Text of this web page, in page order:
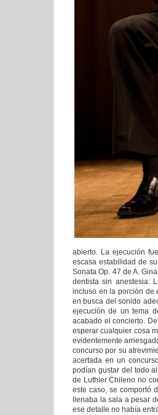
abierto. La ejecución
escasa estabilidad de
Sonata Op. 47 de A.
dentista sin anestesia:
incluso en la porción de
en busca del sonido
ejecución de un tema
acabado el concierto.
esperar cualquier cosa
evidentemente
concurso por su
acertada en un
podían gustar del todo
de Luthier Chileno no
este caso, se comportó
llenaba la sala a pesar
ese detalle no había